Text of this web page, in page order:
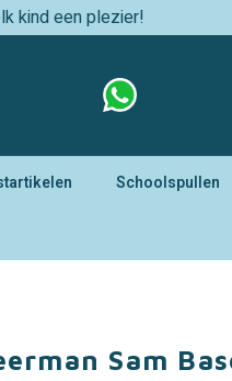
kind een plezier!
Schoolspullen
Sam